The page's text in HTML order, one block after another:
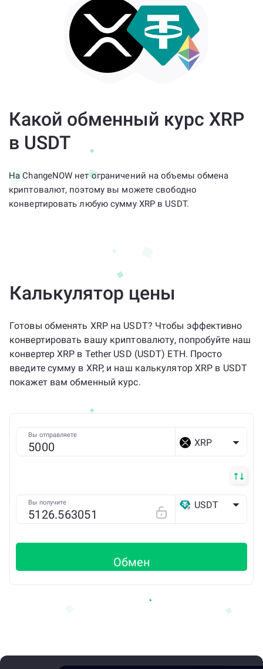
Какой обменный курс XRP
в USDT
На ChangeNOW нет ограничений на объемы обмена
криптовалют, поэтому вы можете свободно
конвертировать любую сумму XRP в USDT.
Калькулятор цены
Готовы обменять XRP на USDT? Чтобы эффективно
конвертировать вашу криптовалюту, попробуйте наш
конвертер XRP в Tether USD (USDT) ETH. Просто
введите сумму в XRP, и наш калькулятор XRP в USDT
покажет вам обменный курс.
Вы отправляете
XRP
Вы получите USDT
Обмен